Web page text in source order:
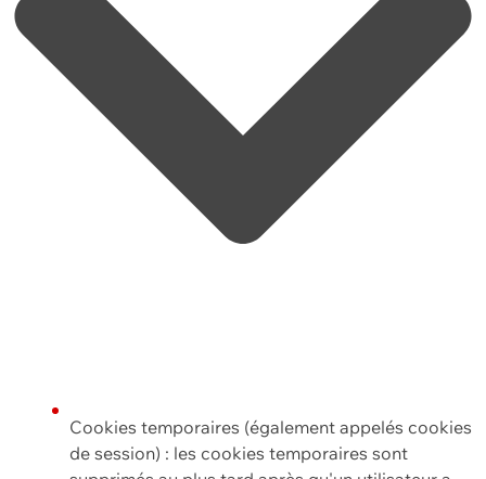
Cookies temporaires (également appelés cookies
de session) : les cookies temporaires sont